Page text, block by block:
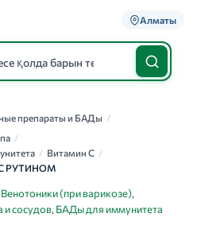
Алматы
препараты и БАДы /
/
/ Витамин C /
РУТИНОМ
Венотоники (при варикозе),
сосудов, БАДы для иммунитета